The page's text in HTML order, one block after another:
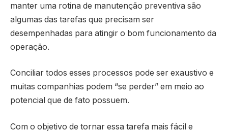
manter uma rotina de manutenção preventiva são
algumas das tarefas que precisam ser
desempenhadas para atingir o bom funcionamento da
operação.
Conciliar todos esses processos pode ser exaustivo e
muitas companhias podem “se perder” em meio ao
potencial que de fato possuem.
Com o objetivo de tornar essa tarefa mais fácil e